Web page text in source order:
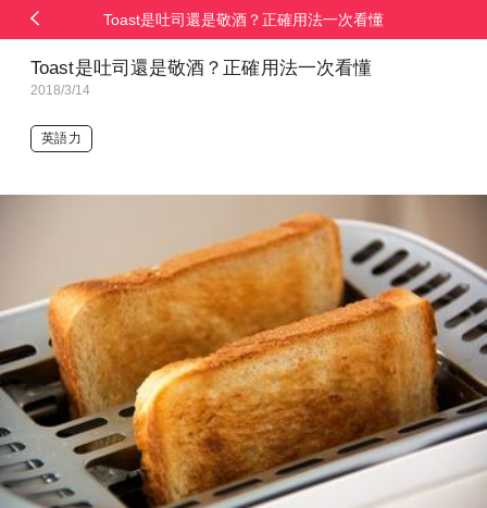
Toast是吐司還是敬酒？正確用法一次看懂
Toast是吐司還是敬酒？正確用法一次看懂
2018/3/14
英語力